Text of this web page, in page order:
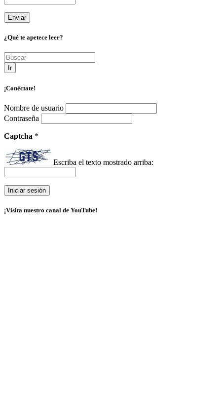
¿Qué te apetece leer?
Ir
¡Conéctate!
Nombre de usuario
Contraseña
Captcha *
Escriba el texto mostrado arriba:
¡Visita nuestro canal de YouTube!